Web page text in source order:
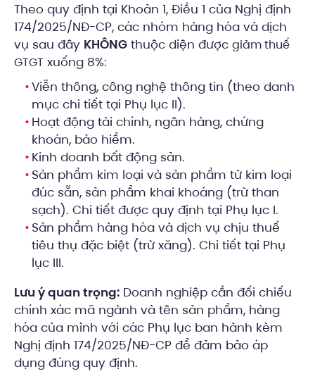
Theo quy định tại Khoản 1, Điều 1 của Nghị định
174/2025/NĐ-CP, các nhóm hàng hóa và dịch
vụ sau đây KHÔNG thuộc diện được giảm thuế
GTGT xuống 8%:
Viễn thông, công nghệ thông tin (theo danh
mục chi tiết tại Phụ lục II).
Hoạt động tài chính, ngân hàng, chứng
khoán, bảo hiểm.
Kinh doanh bất động sản.
Sản phẩm kim loại và sản phẩm từ kim loại
đúc sẵn, sản phẩm khai khoáng (trừ than
sạch). Chi tiết được quy định tại Phụ lục I.
Sản phẩm hàng hóa và dịch vụ chịu thuế
tiêu thụ đặc biệt (trừ xăng). Chi tiết tại Phụ
lục III.
Lưu ý quan trọng: Doanh nghiệp cần đối chiếu
chính xác mã ngành và tên sản phẩm, hàng
hóa của mình với các Phụ lục ban hành kèm
Nghị định 174/2025/NĐ-CP để đảm bảo áp
dụng đúng quy định.